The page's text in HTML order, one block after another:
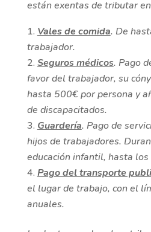
están exentas de tributar
Vales de comida. De
trabajador.
Seguros médicos. Pago
favor del trabajador, su
hasta 500€ por persona y
de discapacitados.
Guardería. Pago de
hijos de trabajadores.
educación infantil, hasta los
Pago del transporte
el lugar de trabajo, con el
anuales.